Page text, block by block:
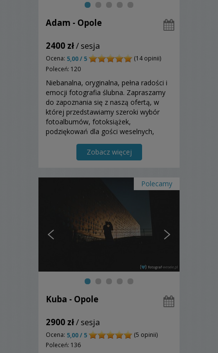
Adam - Opole
2400 zł/ sesja
Ocena: 5,00 / 5
(14 opinii)
Poleceń: 120
Niebanalna, oryginalna, pełna radości i
emocji fotografia ślubna. Zapraszamy
do zapoznania się z naszą ofertą, w
której przedstawiamy szeroki wybór
fotoalbumów, fotoksiążek,
podziękowań dla gości weselnych,
Zobacz więcej
Polecamy
Kuba - Opole
2900 zł/ sesja
Ocena: 5,00 / 5
(5 opinii)
Poleceń: 136